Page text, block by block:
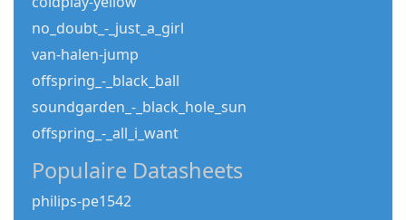
no_doubt_-_just_a_girl
van-halen-jump
offspring_-_black_ball
soundgarden_-_black_hole_sun
offspring_-_all_i_want
Populaire Datasheets
philips-pe1542